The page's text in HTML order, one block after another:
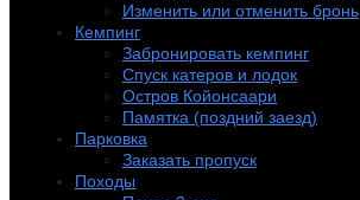
Изменить или отменить бронь
Кемпинг
Забронировать кемпинг
Спуск катеров и лодок
Остров Койонсаари
Памятка (поздний заезд)
Парковка
Заказать пропуск
Походы